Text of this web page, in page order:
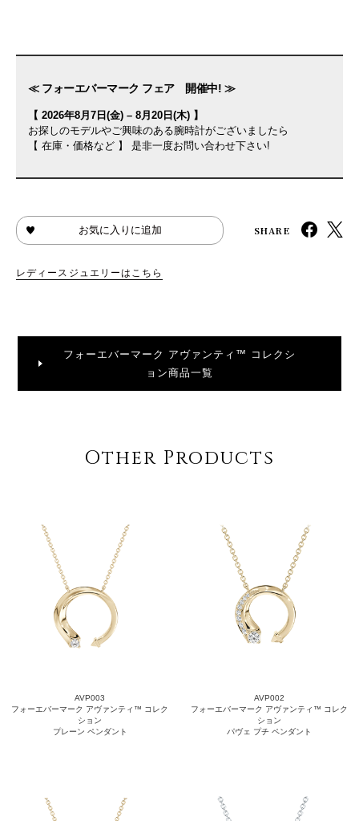
≪ フォーエバーマーク フェア 開催中! ≫
【 2026年8月7日(金) – 8月20日(木) 】
お探しのモデルやご興味のある腕時計がございましたら
【 在庫・価格など 】 是非一度お問い合わせ下さい!
お気に入りに追加 SHARE
レディースジュエリーはこちら
フォーエバーマーク アヴァンティ™ コレクシ
ョン商品一覧
Other Products
AVP003
フォーエバーマーク アヴァンティ™ コレク
ション
プレーン ペンダント
AVP002
フォーエバーマーク アヴァンティ™ コレク
ション
パヴェ プチ ペンダント